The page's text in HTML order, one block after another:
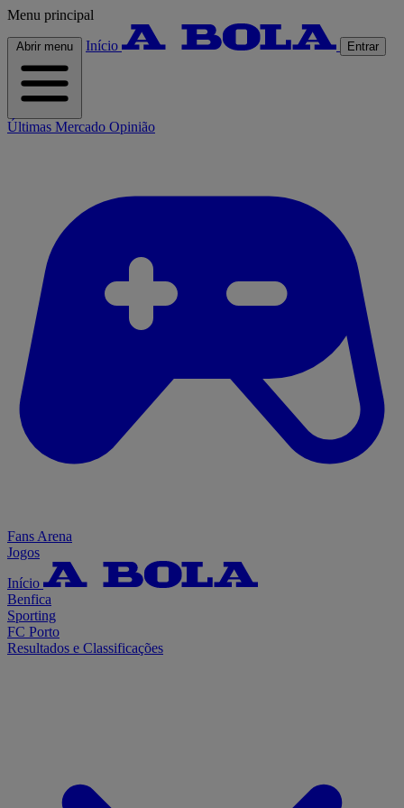
Menu principal
Abrir menu Início Entrar
Últimas Mercado Opinião
Fans Arena
Jogos
Início
Benfica
Sporting
FC Porto
Resultados e Classificações